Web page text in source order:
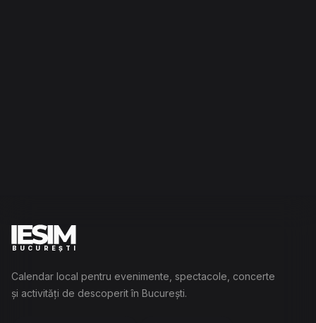
BUCUREȘTI
Calendar local pentru evenimente, spectacole, concerte
și activități de descoperit în București.